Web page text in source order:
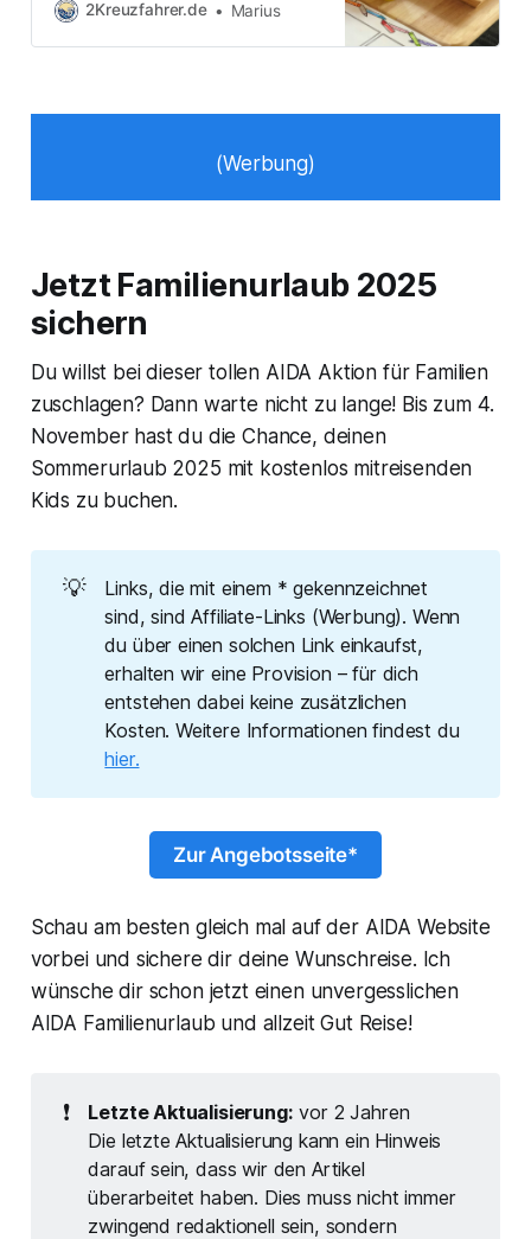
Beitrag richtet sich an Familien mit
Fragen beleuchten, die man sich
2Kreuzfahrer.de Marius
(Werbung)
Jetzt Familienurlaub 2025
sichern
Du willst bei dieser tollen AIDA Aktion für Familien
zuschlagen? Dann warte nicht zu lange! Bis zum 4.
November hast du die Chance, deinen
Sommerurlaub 2025 mit kostenlos mitreisenden
Kids zu buchen.
💡
Links, die mit einem * gekennzeichnet
sind, sind Affiliate-Links (Werbung). Wenn
du über einen solchen Link einkaufst,
erhalten wir eine Provision – für dich
entstehen dabei keine zusätzlichen
Kosten. Weitere Informationen findest du
hier.
Zur Angebotsseite*
Schau am besten gleich mal auf der AIDA Website
vorbei und sichere dir deine Wunschreise. Ich
wünsche dir schon jetzt einen unvergesslichen
AIDA Familienurlaub und allzeit Gut Reise!
❗ Letzte Aktualisierung: vor 2 Jahren
Die letzte Aktualisierung kann ein Hinweis
darauf sein, dass wir den Artikel
überarbeitet haben. Dies muss nicht immer
zwingend redaktionell sein, sondern